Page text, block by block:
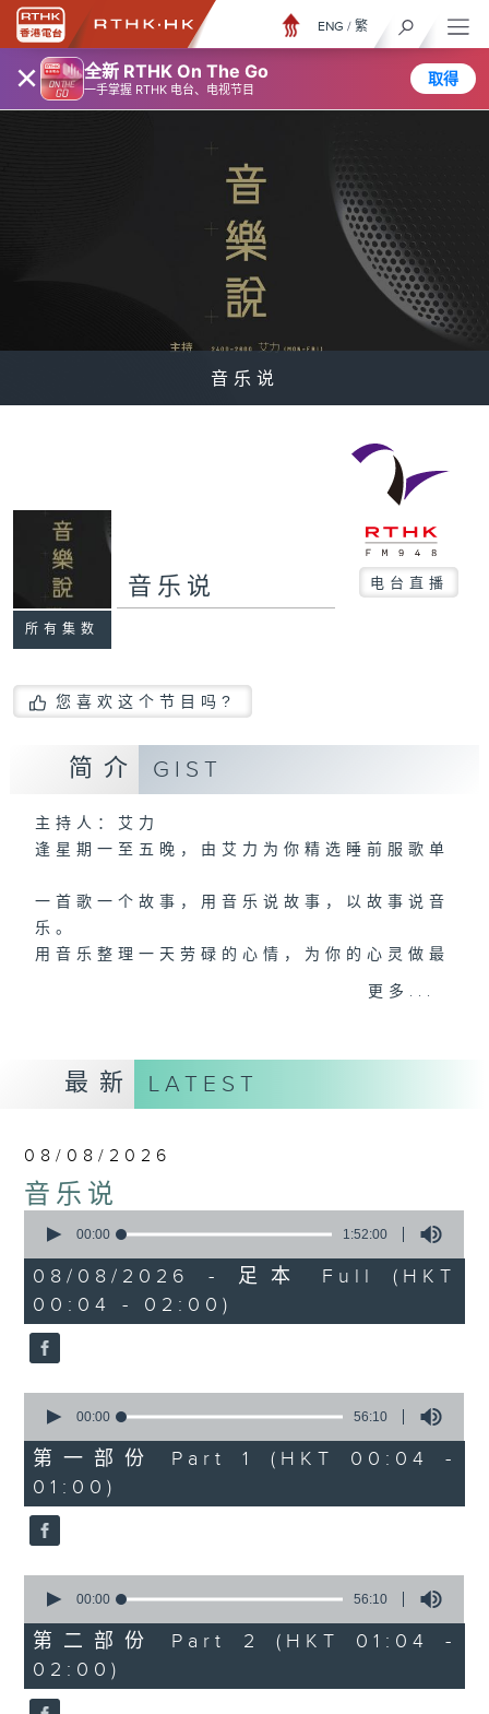
× 全新 RTHK On The Go
一手掌握 RTHK 电台、电视节目
取得
ENG / 繁
音乐说
所有集数
音乐说 电台直播
您喜欢这个节目吗?
简介 GIST
主持人：艾力
逢星期一至五晚，由艾力为你精选睡前服歌单
一首歌一个故事，用音乐说故事，以故事说音
乐。
用音乐整理一天劳碌的心情，为你的心灵做最
更多...
最新 LATEST
08/08/2026
音乐说
seconds
1
hour,
52
minutes,
0
seconds
00:00 1:52:00
08/08/2026 - 足本 Full (HKT
00:04 - 02:00)
seconds
56
minutes,
10
seconds
00:00 56:10
第一部份 Part 1 (HKT 00:04 -
01:00)
seconds
56
minutes,
10
seconds
00:00 56:10
第二部份 Part 2 (HKT 01:04 -
02:00)